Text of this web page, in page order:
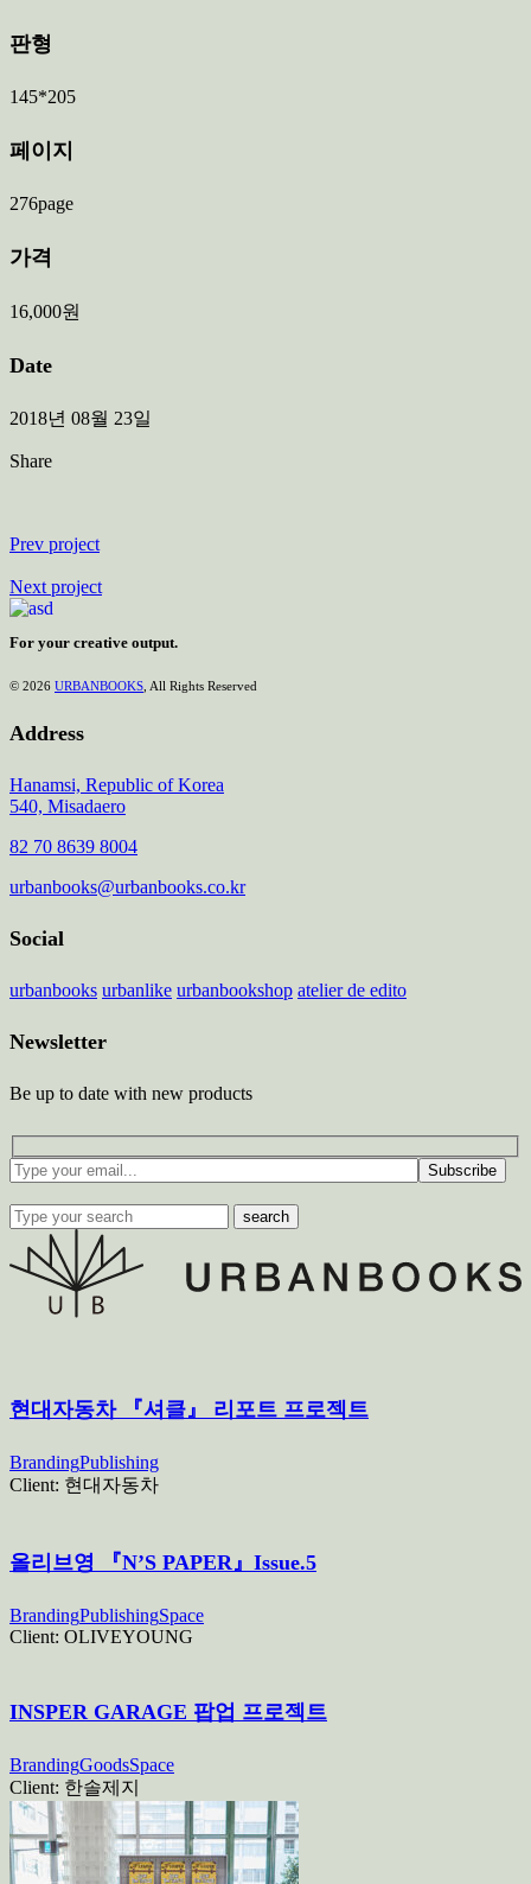
판형
145*205
페이지
276page
가격
16,000원
Date
2018년 08월 23일
Share
Prev project
Next project
For your creative output.
© 2026 URBANBOOKS , All Rights Reserved
Address
Hanamsi, Republic of Korea
540, Misadaero
82 70 8639 8004
urbanbooks@urbanbooks.co.kr
Social
urbanbooks urbanlike urbanbookshop atelier de edito
Newsletter
Be up to date with new products
Subscribe
search
현대자동차 『셔클』 리포트 프로젝트
BrandingPublishing
Client: 현대자동차
올리브영 『N’S PAPER』Issue.5
BrandingPublishingSpace
Client: OLIVEYOUNG
INSPER GARAGE 팝업 프로젝트
BrandingGoodsSpace
Client: 한솔제지